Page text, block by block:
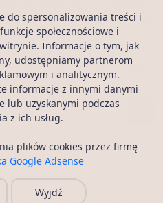
liczy się w relacji: na
śmiechu, partnerskim
szczęściu, które przychodzi
z kim chce się dzielić drugą,
życia.
Regulamin
/ RODO
| Wszystkie prawa zastrzeżone
do spersonalizowania treści i
społecznościowe i
Informacje o tym, jak
udostępniamy partnerom
i analitycznym.
informacje z innymi danymi
lub uzyskanymi podczas
z ich usług.
plików cookies przez firmę
Google Adsense
Wyjdź